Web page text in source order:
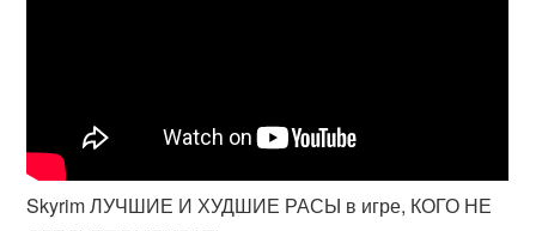
Skyrim ЛУЧШИЕ И ХУДШИЕ РАСЫ в игре, КОГО НЕ